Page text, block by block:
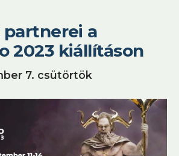
partnerei a
2023 kiállításon
7. csütörtök